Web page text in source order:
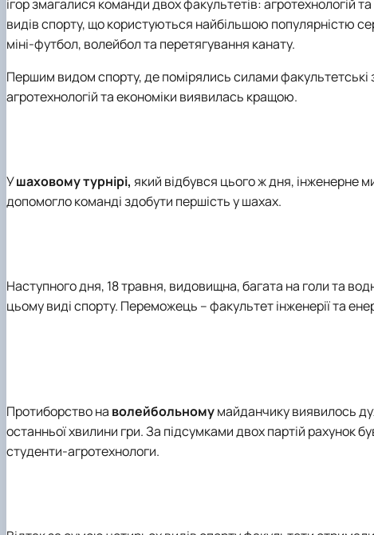
ігор змагалися команди двох факультетів: агротехнологій
видів спорту, що користуються найбільшою популярністю
міні-футбол, волейбол та перетягування канату.
Першим видом спорту, де помірялись силами факультетські
агротехнологій та економіки виявилась кращою.
Ушаховому турнірі, який відбувся цього ж дня, інженерне
допомогло команді здобути першість у шахах.
Наступного дня, 18 травня, видовищна, багата на голи та
цьому виді спорту. Переможець – факультет інженерії та
Протиборство на волейбольномумайданчику виявилось
останньої хвилини гри. За підсумками двох партій рахунок
студенти-агротехнологи.